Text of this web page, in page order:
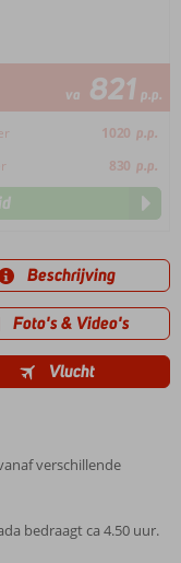
va 821 p.p.
1020 p.p.
830 p.p.
Beschrijving
Foto's & Video's
Vlucht
verschillende
bedraagt ca 4.50 uur.